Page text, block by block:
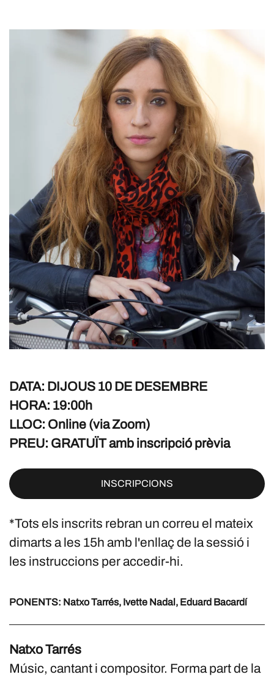
DATA: DIJOUS 10 DE DESEMBRE
HORA: 19:00h
LLOC: Online (via Zoom)
PREU: GRATUÏT amb inscripció prèvia
INSCRIPCIONS
*Tots els inscrits rebran un correu el mateix
dimarts a les 15h amb l'enllaç de la sessió i
les instruccions per accedir-hi.
PONENTS: Natxo Tarrés, Ivette Nadal, Eduard Bacardí
Natxo Tarrés
Músic, cantant i compositor. Forma part de la